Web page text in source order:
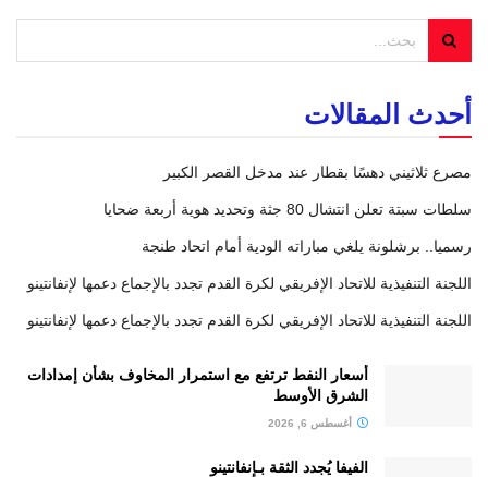
أحدث المقالات
مصرع ثلاثيني دهسًا بقطار عند مدخل القصر الكبير
سلطات سبتة تعلن انتشال 80 جثة وتحديد هوية أربعة ضحايا
رسميا.. برشلونة يلغي مباراته الودية أمام اتحاد طنجة
اللجنة التنفيذية للاتحاد الإفريقي لكرة القدم تجدد بالإجماع دعمها لإنفانتينو
اللجنة التنفيذية للاتحاد الإفريقي لكرة القدم تجدد بالإجماع دعمها لإنفانتينو
أسعار النفط ترتفع مع استمرار المخاوف بشأن إمدادات
الشرق الأوسط
أغسطس 6, 2026
الفيفا يُجدد الثقة بـإنفانتينو